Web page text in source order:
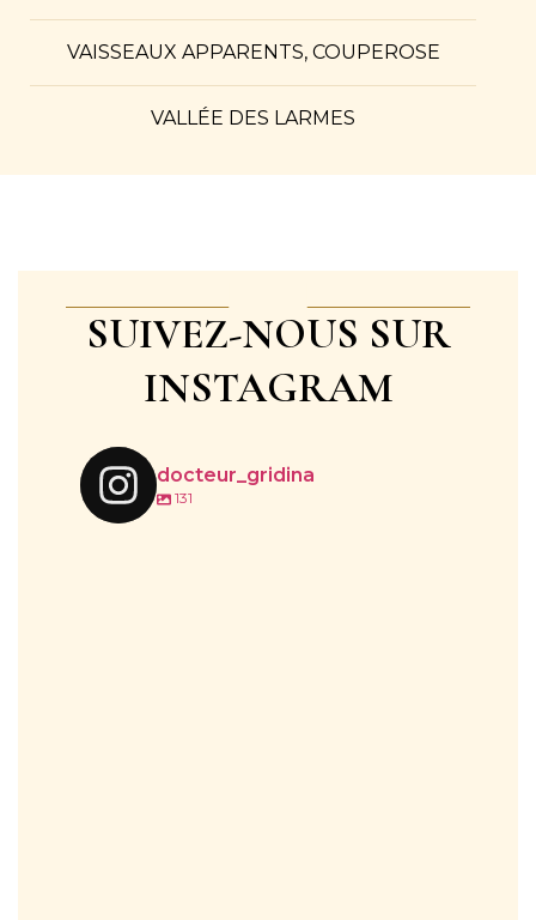
VAISSEAUX APPARENTS, COUPEROSE
VALLÉE DES LARMES
SUIVEZ-NOUS SUR
INSTAGRAM
docteur_gridina
131